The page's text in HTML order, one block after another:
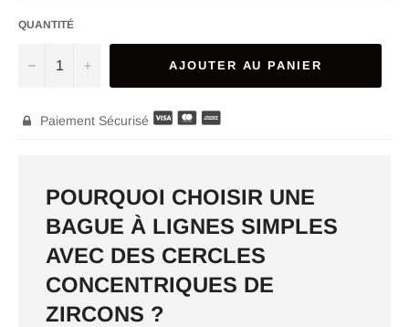
QUANTITÉ
− + AJOUTER AU PANIER
 Paiement Sécurisé
POURQUOI CHOISIR UNE
BAGUE À LIGNES SIMPLES
AVEC DES CERCLES
CONCENTRIQUES DE
ZIRCONS ?